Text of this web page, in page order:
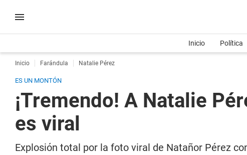
Inicio Política
Inicio Farándula Natalie Pérez
ES UN MONTÓN
¡Tremendo! A Natalie
es viral
Explosión total por la foto viral de Natañor Pérez